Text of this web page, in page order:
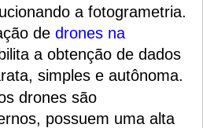
a fotogrametria.
de drones na
a obtenção de dados
simples e autônoma.
drones são
possuem uma alta